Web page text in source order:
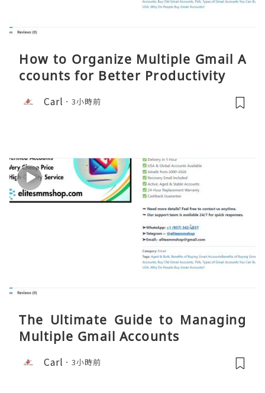
How to Organize Multiple Gmail A
ccounts for Better Productivity
Carl 3小時前
The Ultimate Guide to Managing
Multiple Gmail Accounts
Carl 3小時前